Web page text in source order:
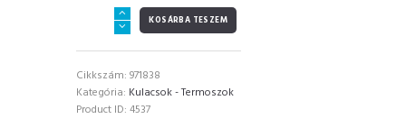
Primavera
kerámia
bevonattal
600ml
KOSÁRBA TESZEM
Cikkszám: 971838
Kategória: Kulacsok - Termoszok
Product ID: 4537